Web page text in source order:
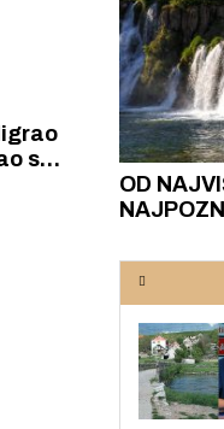
s
manje
OD
rijeke